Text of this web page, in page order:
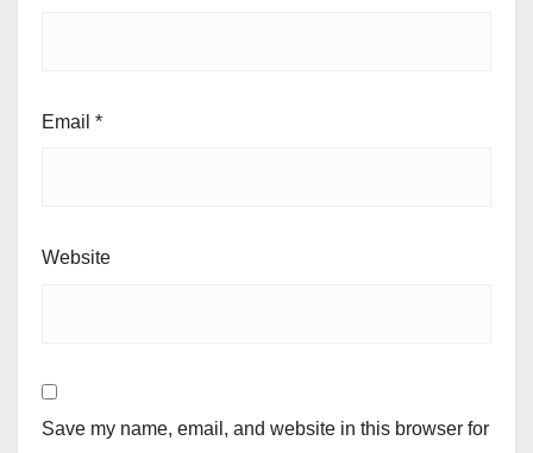
Email *
Website
Save my name, email, and website in this browser for